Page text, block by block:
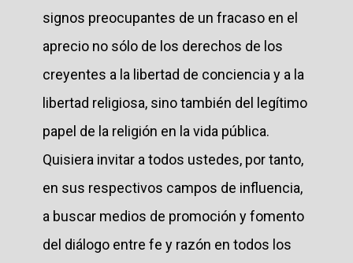
signos preocupantes de un fracaso en el
aprecio no sólo de los derechos de los
creyentes a la libertad de conciencia y a la
libertad religiosa, sino también del legítimo
papel de la religión en la vida pública.
Quisiera invitar a todos ustedes, por tanto,
en sus respectivos campos de influencia,
a buscar medios de promoción y fomento
del diálogo entre fe y razón en todos los